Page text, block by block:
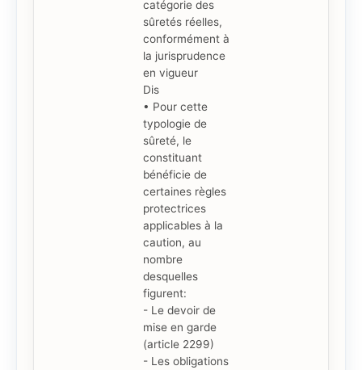
catégorie des
sûretés réelles,
conformément à
la jurisprudence
en vigueur
Dis
• Pour cette
typologie de
sûreté, le
constituant
bénéficie de
certaines règles
protectrices
applicables à la
caution, au
nombre
desquelles
figurent:
- Le devoir de
mise en garde
(article 2299)
- Les obligations